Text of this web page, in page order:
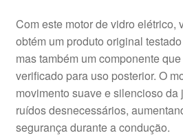
Com este motor de vidro elétrico,
obtém um produto original
mas também um componente
verificado para uso posterior. O
movimento suave e silencioso da
ruídos desnecessários,
segurança durante a condução.